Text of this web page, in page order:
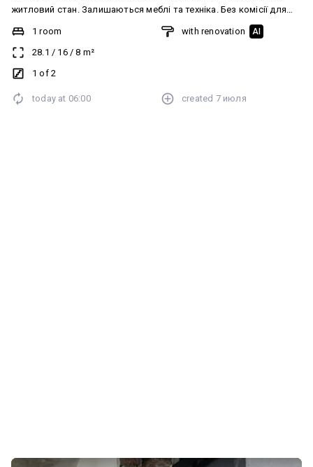
житловий стан. Залишаються меблі та техніка. Без комісії для
покупця. Детальна інформація по телефону.
1 room
28.1 / 16/8 m²
1 of 2
with renovation AI
today at 06:00 created 7 июля
Озёрная улица, 2